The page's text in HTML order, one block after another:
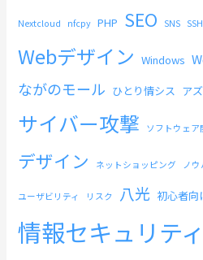
Nextcloud nfcpy PHP SEO SNS SSH
Webデザイン Windows
ながのモール ひとり情シス ア
サイバー攻撃 ソフトウェア
デザイン ネットショッピング ノウ
ユーザビリティ リスク 八光 初心者向
情報セキュリティ